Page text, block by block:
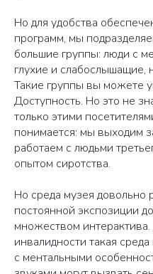
Но для удобства
программ, мы
большие группы: люди с
глухие и слабослышащие,
Такие группы вы можете
Доступность. Но это не
только этими
понимается: мы выходим
работаем с людьми
опытом сиротства.
Но среда музея довольно
постоянной экспозиции
множеством
инвалидности такая
с ментальными